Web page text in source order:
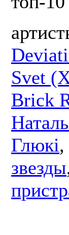
Svet
Brick
Глюкі,
звезды